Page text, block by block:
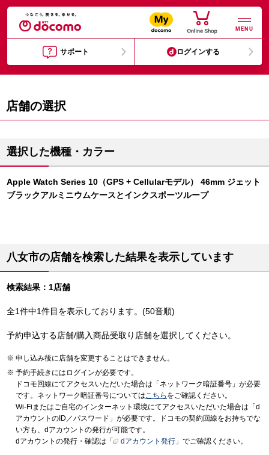
MENU
サポート ログインする
店舗の選択
選択した機種・カラー
Apple Watch Series 10（GPS + Cellularモデル） 46mm ジェット
ブラックアルミニウムケースとインクスポーツループ
八女市の店舗を検索した結果を表示しています
検索結果：1店舗
全1件中1件目を表示しております。(50音順)
予約申込する店舗/購入商品受取り店舗を選択してください。
申し込み後に店舗を変更することはできません。
予約手続きにはログインが必要です。
ドコモ回線にてアクセスいただいた場合は「ネットワーク暗証番号」が必要
です。ネットワーク暗証番号についてはこちら をご確認ください。
Wi-Fiまたはご自宅のインターネット環境にてアクセスいただいた場合は「d
アカウントのID／パスワード」が必要です。ドコモの契約回線をお持ちでな
い方も、dアカウントの発行が可能です。
dアカウントの発行・確認は「
dアカウント発行 」でご確認ください。